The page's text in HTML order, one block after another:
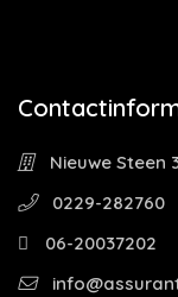
Nieuwe Steen
0229-282760
06-20037202